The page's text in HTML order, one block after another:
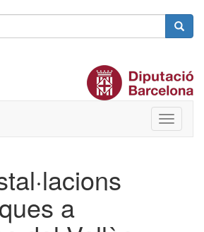
Toggle
menu
a